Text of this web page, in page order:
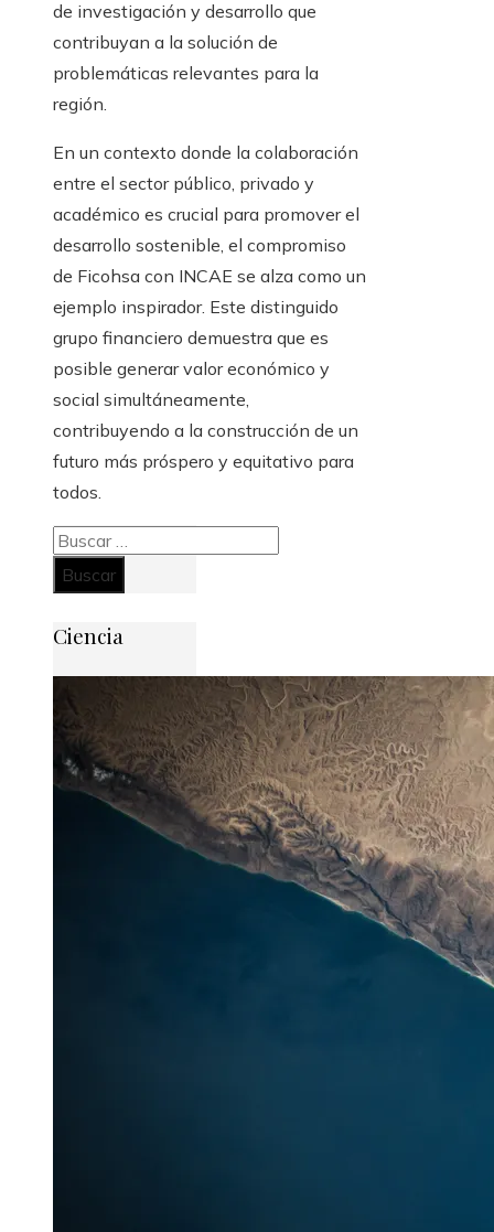
de investigación y desarrollo que
contribuyan a la solución de
problemáticas relevantes para la
región.
En un contexto donde la colaboración
entre el sector público, privado y
académico es crucial para promover el
desarrollo sostenible, el compromiso
de Ficohsa con INCAE se alza como un
ejemplo inspirador. Este distinguido
grupo financiero demuestra que es
posible generar valor económico y
social simultáneamente,
contribuyendo a la construcción de un
futuro más próspero y equitativo para
todos.
Buscar:
Ciencia